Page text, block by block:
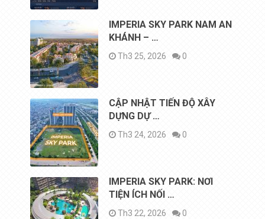
IMPERIA SKY PARK NAM AN
KHÁNH – …
Th3 25, 2026 0
CẬP NHẬT TIẾN ĐỘ XÂY
DỰNG DỰ …
Th3 24, 2026 0
IMPERIA SKY PARK: NƠI
TIỆN ÍCH NỐI …
Th3 22, 2026 0